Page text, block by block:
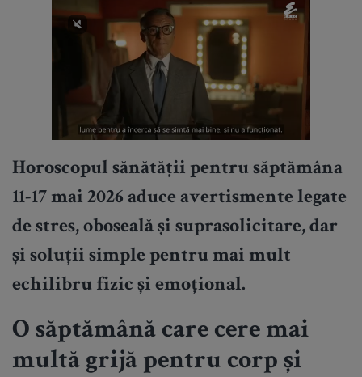
Horoscopul sănătății pentru săptămâna
11-17 mai 2026 aduce avertismente legate
de stres, oboseală și suprasolicitare, dar
și soluții simple pentru mai mult
echilibru fizic și emoțional.
O săptămână care cere mai
multă grijă pentru corp și